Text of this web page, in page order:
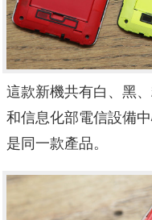
這款新機共有白、黑
和信息化部電信設備
是同一款產品。